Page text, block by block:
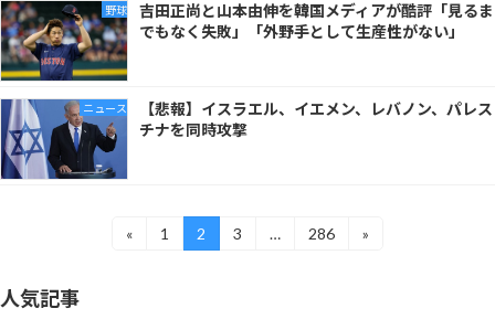
野球
吉田正尚と山本由伸を韓国メディアが酷評「見るま
でもなく失敗」「外野手として生産性がない」
ニュース
【悲報】イスラエル、イエメン、レバノン、パレス
チナを同時攻撃
ビ
ゲ
«
固
1
固
定
2
固
3 …
固
286 »
人気記事